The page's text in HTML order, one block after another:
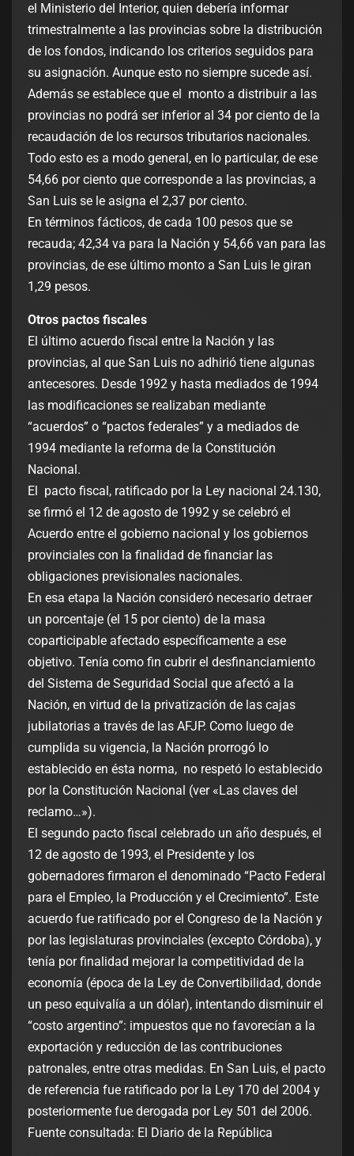
el Ministerio del Interior, quien debería informar
trimestralmente a las provincias sobre la distribución
de los fondos, indicando los criterios seguidos para
su asignación. Aunque esto no siempre sucede así.
Además se establece que el monto a distribuir a las
provincias no podrá ser inferior al 34 por ciento de la
recaudación de los recursos tributarios nacionales.
Todo esto es a modo general, en lo particular, de ese
54,66 por ciento que corresponde a las provincias, a
San Luis se le asigna el 2,37 por ciento.
En términos fácticos, de cada 100 pesos que se
recauda; 42,34 va para la Nación y 54,66 van para las
provincias, de ese último monto a San Luis le giran
1,29 pesos.
Otros pactos fiscales
El último acuerdo fiscal entre la Nación y las
provincias, al que San Luis no adhirió tiene algunas
antecesores. Desde 1992 y hasta mediados de 1994
las modificaciones se realizaban mediante
“acuerdos” o “pactos federales” y a mediados de
1994 mediante la reforma de la Constitución
Nacional.
El pacto fiscal, ratificado por la Ley nacional 24.130,
se firmó el 12 de agosto de 1992 y se celebró el
Acuerdo entre el gobierno nacional y los gobiernos
provinciales con la finalidad de financiar las
obligaciones previsionales nacionales.
En esa etapa la Nación consideró necesario detraer
un porcentaje (el 15 por ciento) de la masa
coparticipable afectado específicamente a ese
objetivo. Tenía como fin cubrir el desfinanciamiento
del Sistema de Seguridad Social que afectó a la
Nación, en virtud de la privatización de las cajas
jubilatorias a través de las AFJP. Como luego de
cumplida su vigencia, la Nación prorrogó lo
establecido en ésta norma, no respetó lo establecido
por la Constitución Nacional (ver «Las claves del
reclamo…»).
El segundo pacto fiscal celebrado un año después, el
12 de agosto de 1993, el Presidente y los
gobernadores firmaron el denominado “Pacto Federal
para el Empleo, la Producción y el Crecimiento”. Este
acuerdo fue ratificado por el Congreso de la Nación y
por las legislaturas provinciales (excepto Córdoba), y
tenía por finalidad mejorar la competitividad de la
economía (época de la Ley de Convertibilidad, donde
un peso equivalía a un dólar), intentando disminuir el
“costo argentino”: impuestos que no favorecían a la
exportación y reducción de las contribuciones
patronales, entre otras medidas. En San Luis, el pacto
de referencia fue ratificado por la Ley 170 del 2004 y
posteriormente fue derogada por Ley 501 del 2006.
Fuente consultada: El Diario de la República